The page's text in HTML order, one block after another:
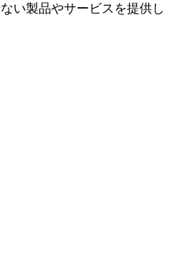
い製品やサービスを提供し